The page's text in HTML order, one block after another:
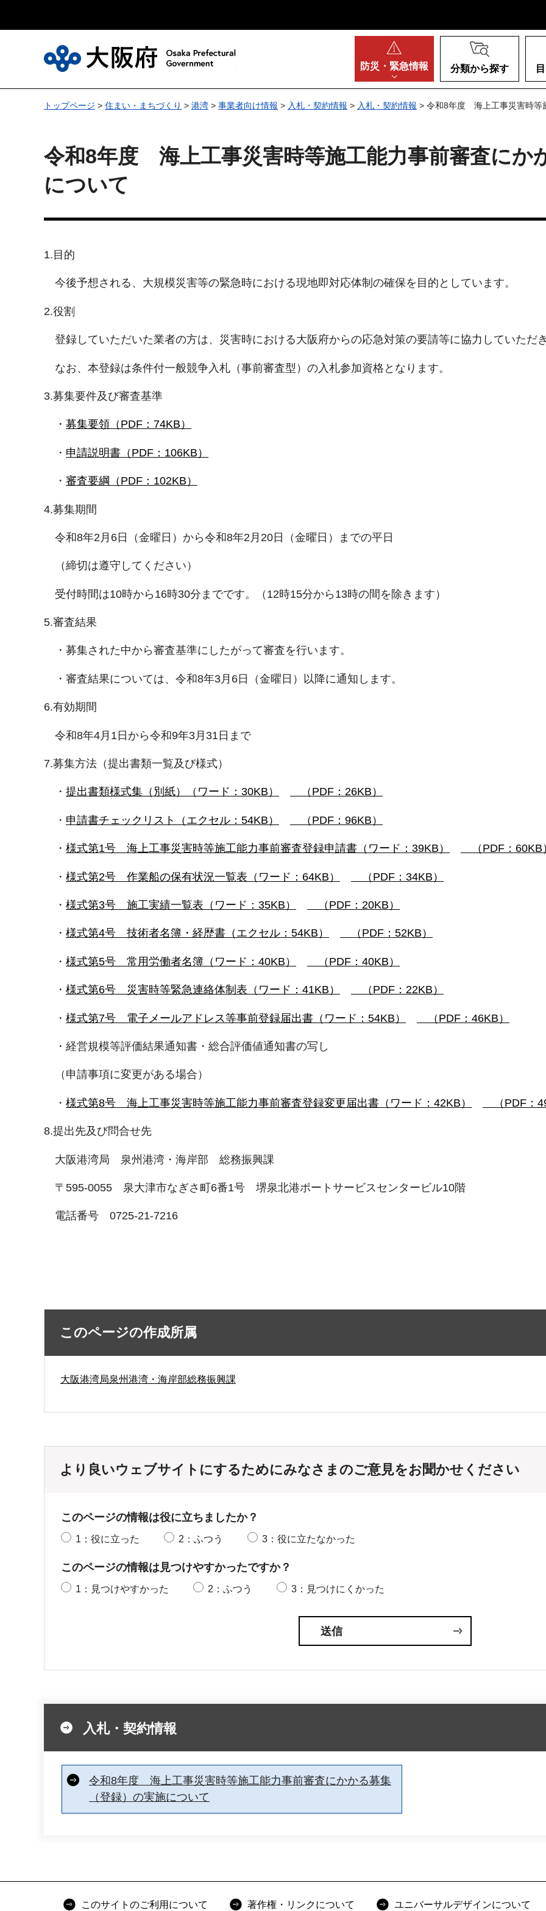
防災・ 緊急情報 分類から探す
トップページ > 住まい・まちづくり > 港湾 > 事業者向け情報 > 入札・契約情報 > 入札・契約情報 > 令和8年度 海上工事災害時等
令和8年度 海上工事災害時等施工能力事前審査にか
について
1.目的
今後予想される、大規模災害等の緊急時における現地即対応体制の確保を目的としています。
2.役割
登録していただいた業者の方は、災害時における大阪府からの応急対策の要請等に協力していただ
なお、本登録は条件付一般競争入札（事前審査型）の入札参加資格となります。
3.募集要件及び審査基準
・ 募集要領（PDF：74KB）
・ 申請説明書（PDF：106KB）
・ 審査要綱（PDF：102KB）
4.募集期間
令和8年2月6日（金曜日）から令和8年2月20日（金曜日）までの平日
（締切は遵守してください）
受付時間は10時から16時30分までです。（12時15分から13時の間を除きます）
5.審査結果
・募集された中から審査基準にしたがって審査を行います。
・審査結果については、令和8年3月6日（金曜日）以降に通知します。
6.有効期間
令和8年4月1日から令和9年3月31日まで
7.募集方法（提出書類一覧及び様式）
・ 提出書類様式集（別紙）（ワード：30KB） （PDF：26KB）
・ 申請書チェックリスト（エクセル：54KB） （PDF：96KB）
・ 様式第1号 海上工事災害時等施工能力事前審査登録申請書（ワード：39KB） （PDF：60KB
・ 様式第2号 作業船の保有状況一覧表（ワード：64KB） （PDF：34KB）
・ 様式第3号 施工実績一覧表（ワード：35KB） （PDF：20KB）
・ 様式第4号 技術者名簿・経歴書（エクセル：54KB） （PDF：52KB）
・ 様式第5号 常用労働者名簿（ワード：40KB） （PDF：40KB）
・ 様式第6号 災害時等緊急連絡体制表（ワード：41KB） （PDF：22KB）
・ 様式第7号 電子メールアドレス等事前登録届出書（ワード：54KB） （PDF：46KB）
・経営規模等評価結果通知書・総合評価値通知書の写し
（申請事項に変更がある場合）
・ 様式第8号 海上工事災害時等施工能力事前審査登録変更届出書（ワード：42KB） （PDF：
8.提出先及び問合せ先
大阪港湾局 泉州港湾・海岸部 総務振興課
〒595-0055 泉大津市なぎさ町6番1号 堺泉北港ポートサービスセンタービル10階
電話番号 0725-21-7216
このページの作成所属
大阪港湾局泉州港湾・海岸部総務振興課
より良いウェブサイトにするためにみなさまのご意見をお聞かせください
このページの情報は役に立ちましたか？
1：役に立った 2：ふつう 3：役に立たなかった
このページの情報は見つけやすかったですか？
1：見つけやすかった 2：ふつう 3：見つけにくかった
入札・契約情報
令和8年度 海上工事災害時等施工能力事前審査にかかる募集
（登録）の実施について
このサイトのご利用について 著作権・リンクについて ユニバーサルデザインについて